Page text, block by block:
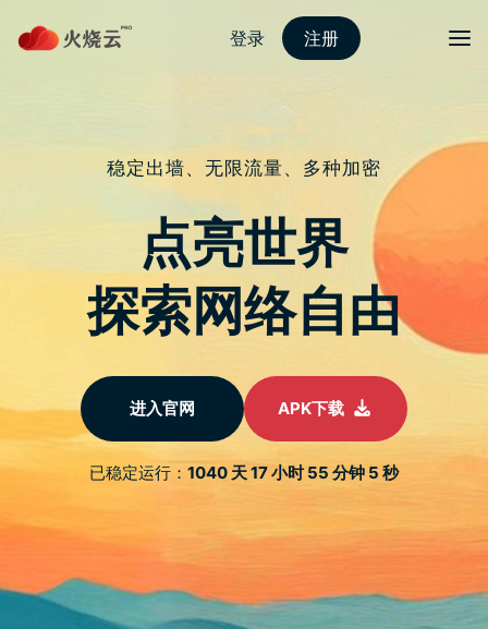
nordvpn 安卓
【否定集】
发布
收录於话题 #清颜岁未结集，取否定。敢爲评之。是班门弄
高草十分绿，微风一夜鸣。
如何春世界，不是雪人生。
雪英评：因花只爱冷，不肯见春风。
谁复叹人生？唯今柳色青。